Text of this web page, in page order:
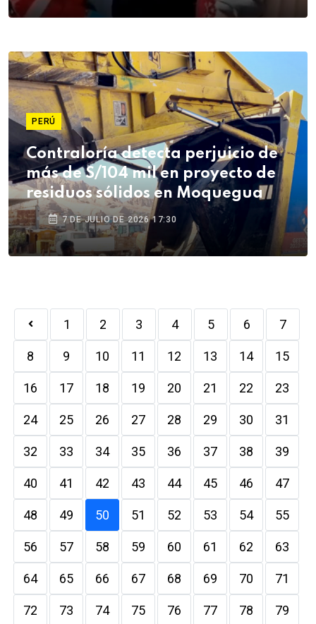
PERÚ
Contraloría detecta perjuicio de
más de S/104 mil en proyecto de
residuos sólidos en Moquegua
7 DE JULIO DE 2026 17:30
1 2 3 4 5 6 7
8 9 10 11 12 13 14 15
16 17 18 19 20 21 22 23
24 25 26 27 28 29 30 31
32 33 34 35 36 37 38 39
40 41 42 43 44 45 46 47
48 49 50 51 52 53 54 55
56 57 58 59 60 61 62 63
64 65 66 67 68 69 70 71
72 73 74 75 76 77 78 79